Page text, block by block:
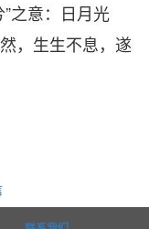
”之意：日月光
，生生不息，遂